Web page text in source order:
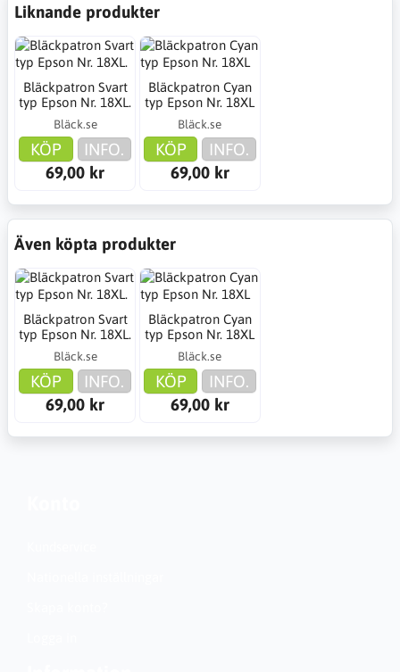
Liknande produkter
Bläckpatron Svart
typ Epson Nr. 18XL.
Bläck.se
KÖP
INFO.
69,00 kr
Bläckpatron Cyan
typ Epson Nr. 18XL
Bläck.se
KÖP
INFO.
69,00 kr
Även köpta produkter
Bläckpatron Svart
typ Epson Nr. 18XL.
Bläck.se
KÖP
INFO.
69,00 kr
Bläckpatron Cyan
typ Epson Nr. 18XL
Bläck.se
KÖP
INFO.
69,00 kr